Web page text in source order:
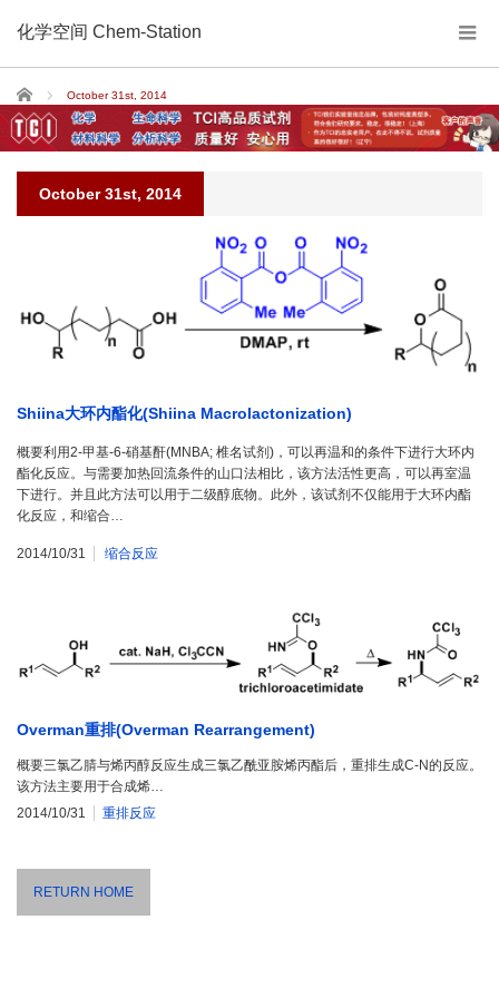
化学空间 Chem-Station
Home October 31st, 2014
October 31st, 2014
Shiina大环内酯化(Shiina Macrolactonization)
概要利用2-甲基-6-硝基酐(MNBA; 椎名试剂)，可以再温和的条件下进行大环内
酯化反应。与需要加热回流条件的山口法相比，该方法活性更高，可以再室温
下进行。并且此方法可以用于二级醇底物。此外，该试剂不仅能用于大环内酯
化反应，和缩合…
2014/10/31 缩合反应
Overman重排(Overman Rearrangement)
概要三氯乙腈与烯丙醇反应生成三氯乙酰亚胺烯丙酯后，重排生成C-N的反应。
该方法主要用于合成烯…
2014/10/31
重排反应
RETURN HOME